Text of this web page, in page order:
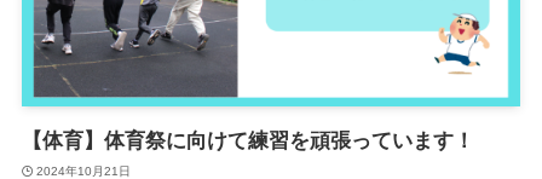
【体育】体育祭に向けて練習を頑張っています！
2024年10月21日